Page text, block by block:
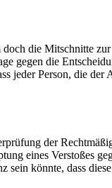
die Mitschnitte
gegen die
jeder Person, die der
der
eines Verstoßes
könnte, dass